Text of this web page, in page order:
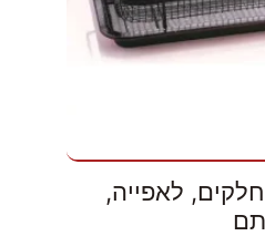
קריספר, מארז 2 חלקים, לאפייה,